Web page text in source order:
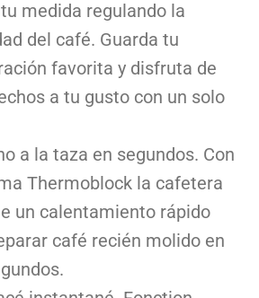
medida regulando la
del café. Guarda tu
favorita y disfruta de
a tu gusto con un solo
a la taza en segundos. Con
Thermoblock la cafetera
un calentamiento rápido
café recién molido en